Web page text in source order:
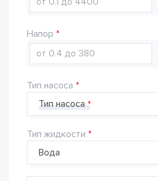
Напор
Тип насоса
Тип насоса
Тип жидкости